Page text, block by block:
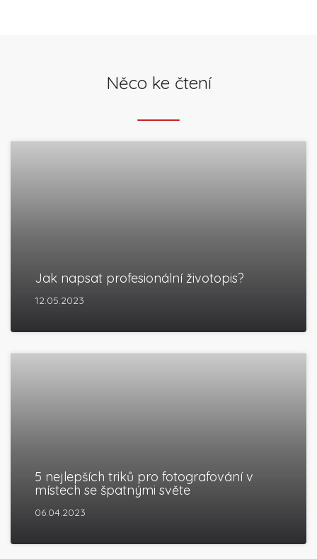
Něco ke čtení
Jak napsat profesionální životopis?
12.05.2023
5 nejlepších triků pro fotografování v
místech se špatnými světe
06.04.2023